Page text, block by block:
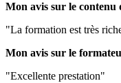
Mon avis sur le contenu
"La formation est très
Mon avis sur le
"Excellente prestation"